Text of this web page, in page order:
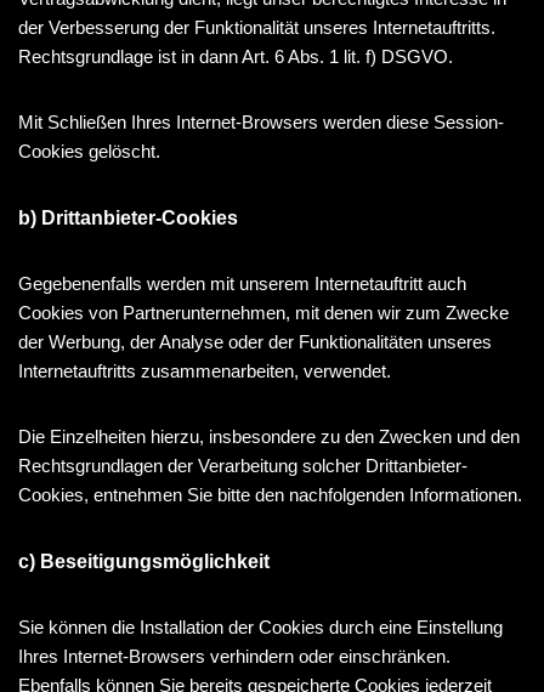
der Verbesserung der Funktionalität unseres Internetauftritts.
Rechtsgrundlage ist in dann Art. 6 Abs. 1 lit. f) DSGVO.
Mit Schließen Ihres Internet-Browsers werden diese Session-
Cookies gelöscht.
b) Drittanbieter-Cookies
Gegebenenfalls werden mit unserem Internetauftritt auch
Cookies von Partnerunternehmen, mit denen wir zum Zwecke
der Werbung, der Analyse oder der Funktionalitäten unseres
Internetauftritts zusammenarbeiten, verwendet.
Die Einzelheiten hierzu, insbesondere zu den Zwecken und den
Rechtsgrundlagen der Verarbeitung solcher Drittanbieter-
Cookies, entnehmen Sie bitte den nachfolgenden Informationen.
c) Beseitigungsmöglichkeit
Sie können die Installation der Cookies durch eine Einstellung
Ihres Internet-Browsers verhindern oder einschränken.
Ebenfalls können Sie bereits gespeicherte Cookies jederzeit